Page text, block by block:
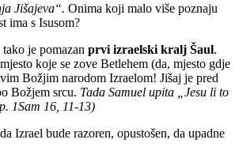
Jišajeva“. Onima koji malo više poznaju
ima s Isusom?
je pomazan prvi izraelski kralj Šaul.
koje se zove Betlehem (da, mjesto gdje
Božjim narodom Izraelom! Jišaj je pred
Božjem srcu. Tada Samuel upita „Jesu li to
1Sam 16, 11-13)
Izrael bude razoren, opustošen, da upadne